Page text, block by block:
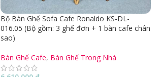
Bộ Bàn Ghế Sofa Cafe Ronaldo KS-DL-
016.05 (Bộ gồm: 3 ghế đơn + 1 bàn cafe chân
sao)
Bàn Ghế Cafe, Bàn Ghế Trong Nhà